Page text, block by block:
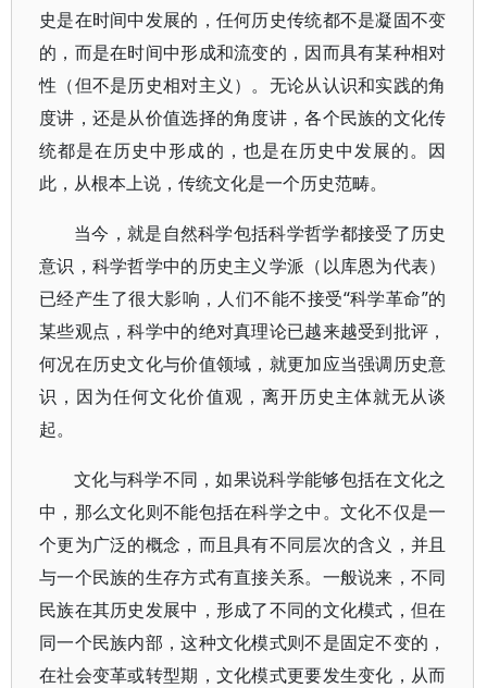
史是在时间中发展的，任何历史传统都不是凝固不变
的，而是在时间中形成和流变的，因而具有某种相对
性（但不是历史相对主义）。无论从认识和实践的角
度讲，还是从价值选择的角度讲，各个民族的文化传
统都是在历史中形成的，也是在历史中发展的。因
此，从根本上说，传统文化是一个历史范畴。
当今，就是自然科学包括科学哲学都接受了历史
意识，科学哲学中的历史主义学派（以库恩为代表）
已经产生了很大影响，人们不能不接受“科学革命”的
某些观点，科学中的绝对真理论已越来越受到批评，
何况在历史文化与价值领域，就更加应当强调历史意
识，因为任何文化价值观，离开历史主体就无从谈
起。
文化与科学不同，如果说科学能够包括在文化之
中，那么文化则不能包括在科学之中。文化不仅是一
个更为广泛的概念，而且具有不同层次的含义，并且
与一个民族的生存方式有直接关系。一般说来，不同
民族在其历史发展中，形成了不同的文化模式，但在
同一个民族内部，这种文化模式则不是固定不变的，
在社会变革或转型期，文化模式更要发生变化，从而